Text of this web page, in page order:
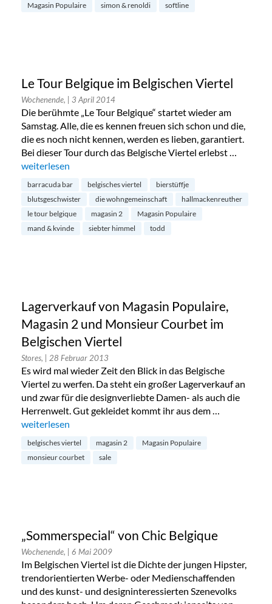
Magasin Populaire
simon & renoldi softline
Le Tour Belgique im Belgischen Viertel
Wochenende, | 3 April 2014
Die berühmte „Le Tour Belgique“ startet wieder am
Samstag. Alle, die es kennen freuen sich schon und die,
die es noch nicht kennen, werden es lieben, garantiert.
Bei dieser Tour durch das Belgische Viertel erlebst …
„Le Tour Belgique im Belgischen Viertel“
weiterlesen
barracuda bar belgisches viertel
bierstüffje
blutsgeschwister
die wohngemeinschaft
hallmackenreuther
le tour belgique
magasin 2
Magasin Populaire
mand & kvinde
siebter himmel todd
Lagerverkauf von Magasin Populaire,
Magasin 2 und Monsieur Courbet im
Belgischen Viertel
Stores, | 28 Februar 2013
Es wird mal wieder Zeit den Blick in das Belgische
Viertel zu werfen. Da steht ein großer Lagerverkauf an
und zwar für die designverliebte Damen- als auch die
Herrenwelt. Gut gekleidet kommt ihr aus dem …
„Lagerverkauf von Magasin Populaire, Magasin 2 und
weiterlesen
belgisches viertel magasin 2
Magasin Populaire
monsieur courbet
sale
„Sommerspecial“ von Chic Belgique
Wochenende, | 6 Mai 2009
Im Belgischen Viertel ist die Dichte der jungen Hipster,
trendorientierten Werbe- oder Medienschaffenden
und des kunst- und designinteressierten Szenevolks